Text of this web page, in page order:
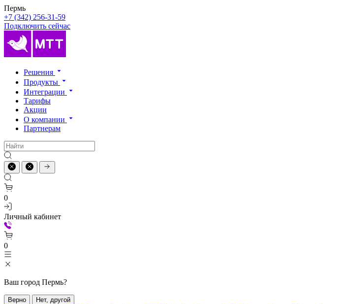
Пермь
+7 (342) 256-31-59
Подключить сейчас
Решения
Продукты
Интеграции
Тарифы
Акции
О компании
Партнерам
0
Личный кабинет
0
Ваш город Пермь?
Верно Нет, другой